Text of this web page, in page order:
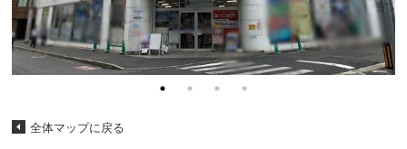
全体マップに戻る